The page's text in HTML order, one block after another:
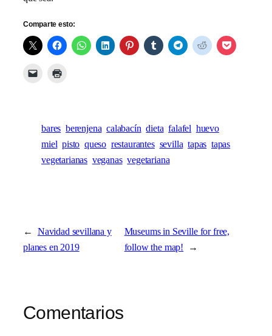
Comparte esto:
bares berenjena calabacín dieta falafel huevo
miel pisto queso restaurantes sevilla tapas tapas
vegetarianas veganas vegetariana
← Navidad sevillana y
planes en 2019
Museums in Seville for free,
follow the map!
→
Comentarios